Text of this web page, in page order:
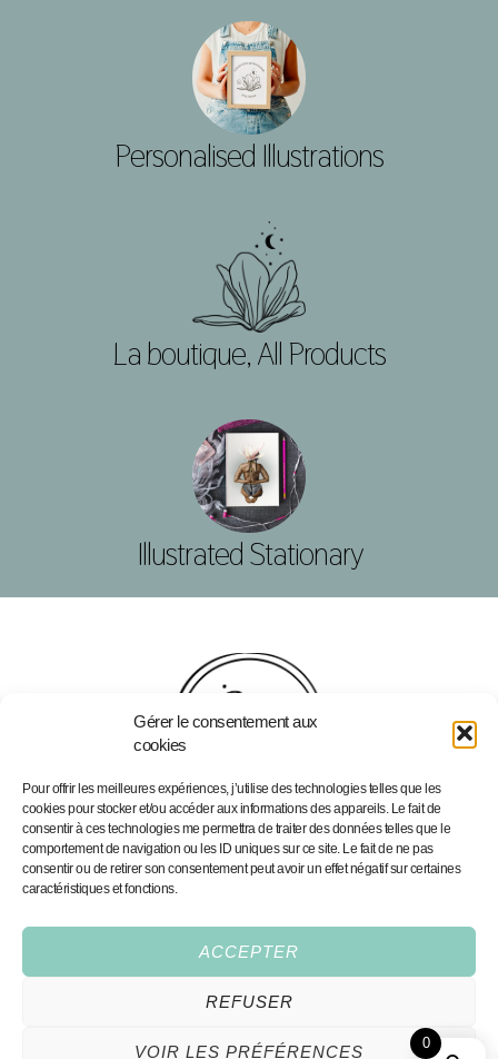
Gérer le consentement aux
cookies
Pour offrir les meilleures expériences, j’utilise des technologies telles que les
cookies pour stocker et/ou accéder aux informations des appareils. Le fait de
consentir à ces technologies me permettra de traiter des données telles que le
comportement de navigation ou les ID uniques sur ce site. Le fait de ne pas
consentir ou de retirer son consentement peut avoir un effet négatif sur certaines
caractéristiques et fonctions.
ACCEPTER
REFUSER
VOIR LES PRÉFÉRENCES
Personalised Illustrations
La boutique, All Products
Illustrated Stationary
Home
Portfolio
Portfolio
All rights reserved,2026®
0